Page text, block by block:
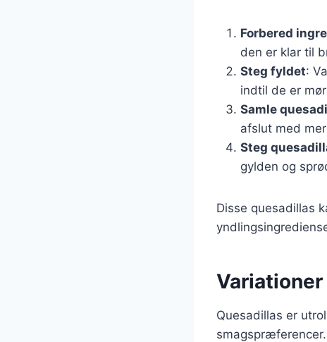
Forbered
den er klar til
Steg fyldet:
indtil de er
Samle
afslut med
Steg
gylden og
Disse quesadillas
Quesadillas er